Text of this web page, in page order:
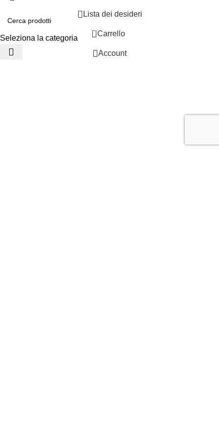
Seleziona la categoria
Lista dei desideri
0 Carrello
Account